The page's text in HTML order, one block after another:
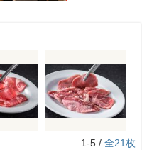
1-5 / 全21枚